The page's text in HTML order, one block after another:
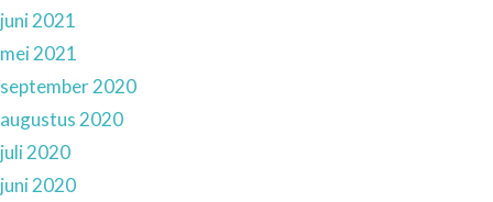
juni 2021
mei 2021
september 2020
augustus 2020
juli 2020
juni 2020